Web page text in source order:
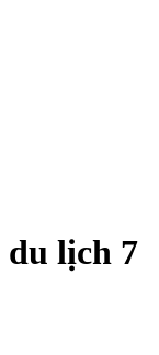
du lịch 7